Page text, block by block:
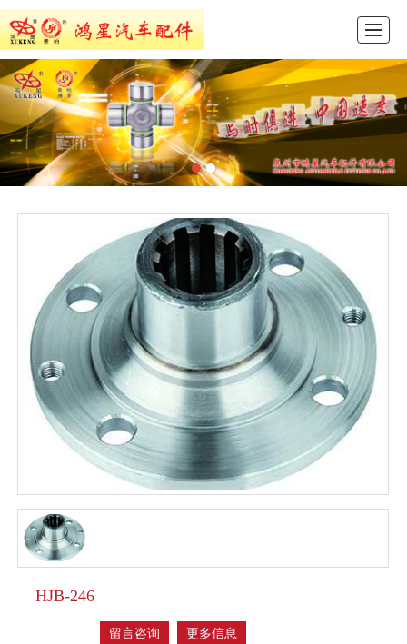
首页 产品展示 新闻动态 图库展示 留言反馈
HJB-246
留言咨询 更多信息